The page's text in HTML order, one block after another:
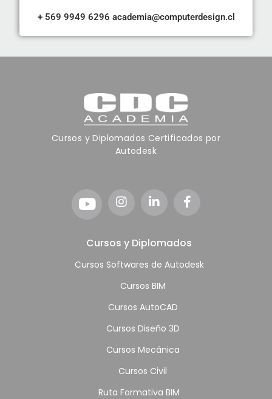
+ 569 9949 6296 academia@computerdesign.cl
Cursos y Diplomados Certificados por
Autodesk
Cursos y Diplomados
Cursos Softwares de Autodesk
Cursos BIM
Cursos AutoCAD
Cursos Diseño 3D
Cursos Mecánica
Cursos Civil
Ruta Formativa BIM